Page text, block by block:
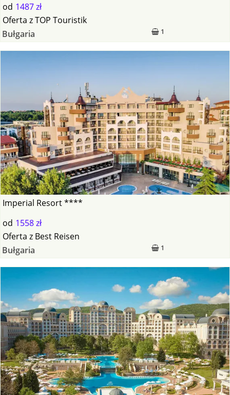
od 1487 zł
1
Oferta zTOP Touristik
Bułgaria
Imperial Resort ****
od 1558 zł
1
Oferta z Best Reisen
Bułgaria